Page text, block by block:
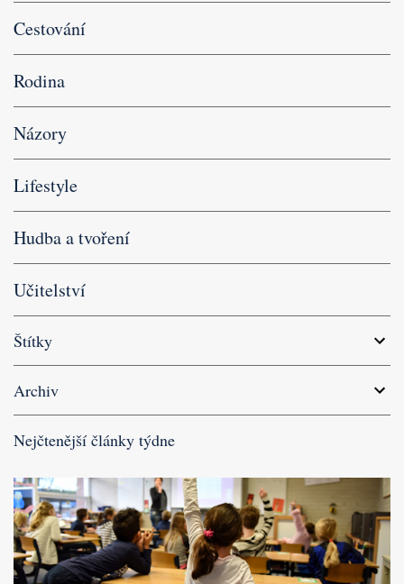
Cestování
Rodina
Názory
Lifestyle
Hudba a tvoření
Učitelství
Štítky
Archiv
Nejčtenější články týdne